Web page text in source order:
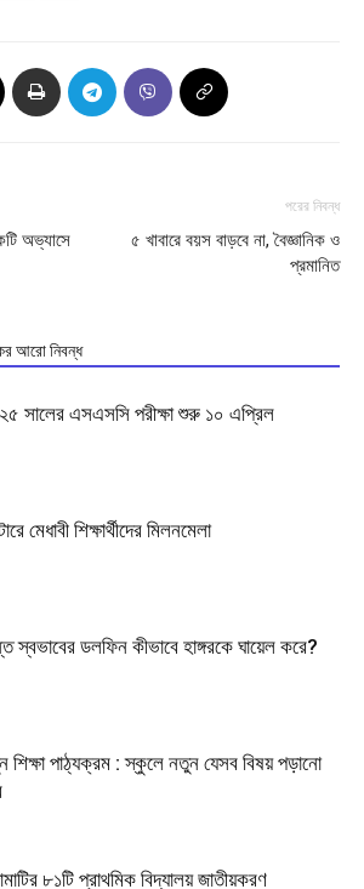
অভ্যাসে
পরের নিবন্ধ
৫ খাবারে বয়স বাড়বে না, বৈজ্ঞানিক ও
প্রমানিত
আরো নিবন্ধ
সালের এসএসসি পরীক্ষা শুরু ১০ এপ্রিল
মেধাবী শিক্ষার্থীদের মিলনমেলা
স্বভাবের ডলফিন কীভাবে হাঙ্গরকে ঘায়েল করে?
শিক্ষা পাঠ্যক্রম : স্কুলে নতুন যেসব বিষয় পড়ানো
৮১টি প্রাথমিক বিদ্যালয় জাতীয়করণ